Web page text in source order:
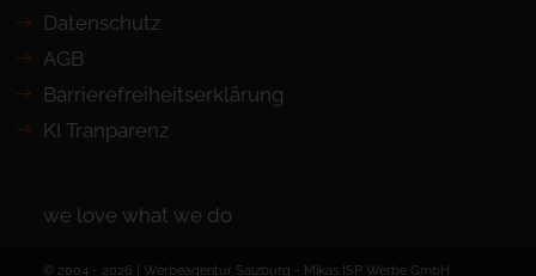
Datenschutz
AGB
Barrierefreiheits­erklärung
KI Tranparenz
we love what we do
© 2004 - 2026 | Werbeagentur Salzburg - Mikas ISP Werbe GmbH